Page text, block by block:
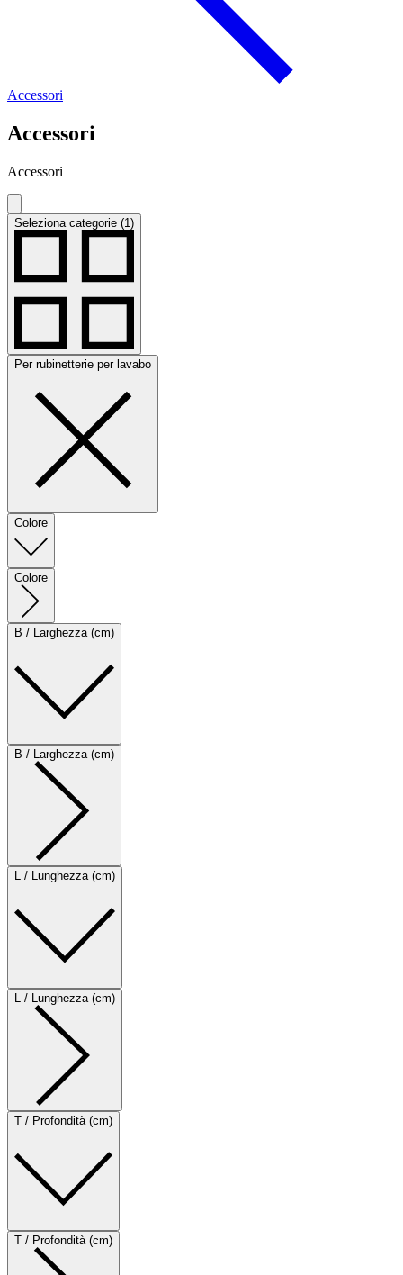
Accessori
Accessori
Accessori
Seleziona categorie (1)
Per rubinetterie per lavabo
Colore
Colore
B / Larghezza (cm)
B / Larghezza (cm)
L / Lunghezza (cm)
L / Lunghezza (cm)
T / Profondità (cm)
T / Profondità (cm)